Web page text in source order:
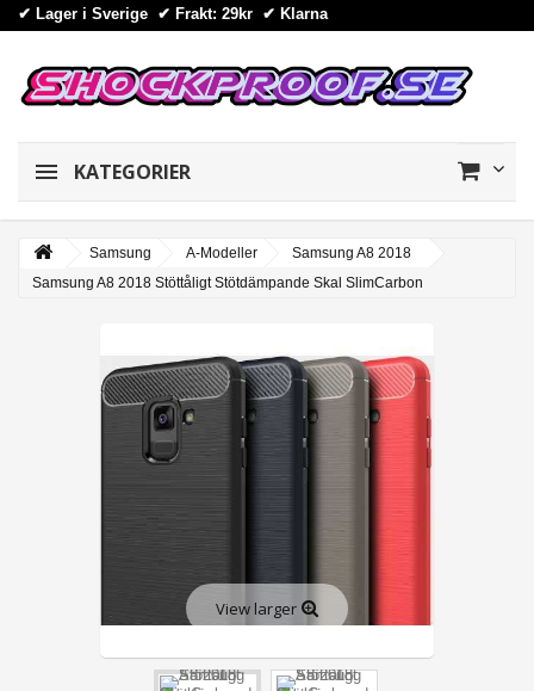
✔ Lager i Sverige ✔ Frakt: 29kr ✔ Klarna
KATEGORIER
Samsung A-Modeller
Samsung A8 2018
Samsung A8 2018 Stöttåligt Stötdämpande Skal SlimCarbon
View larger